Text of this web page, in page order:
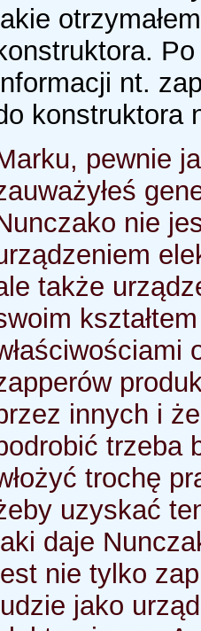
nt.
konstruktora
pewnie
nie
także
innych i
trzeba
trochę
uzyskać
daje
nie tylko
ludzie jako